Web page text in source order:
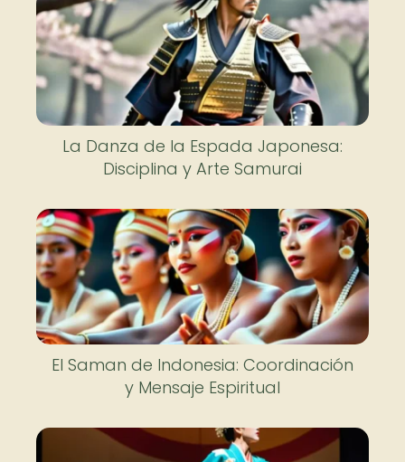
La Danza de la Espada Japonesa:
Disciplina y Arte Samurai
El Saman de Indonesia: Coordinación
y Mensaje Espiritual